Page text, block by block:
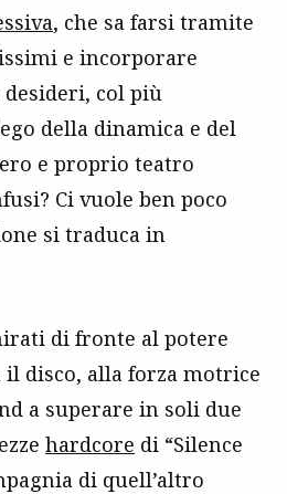
, che sa farsi tramite
e incorporare
col più
della dinamica e del
e proprio teatro
Ci vuole ben poco
si traduca in
di fronte al potere
il disco, alla forza motrice
a superare in soli due
hardcore di “Silence
di quell’altro